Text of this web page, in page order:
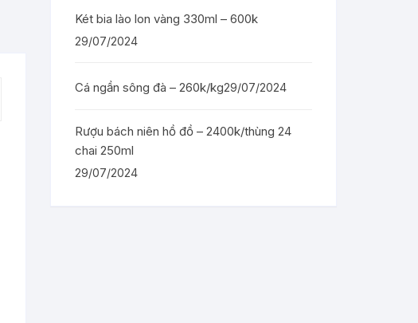
Két bia lào lon vàng 330ml – 600k
29/07/2024
Cá ngần sông đà – 260k/kg29/07/2024
Rượu bách niên hồ đồ – 2400k/thùng 24
chai 250ml
29/07/2024